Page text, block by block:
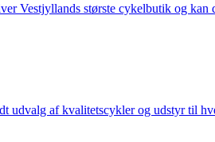
Vestjyllands største cykelbutik og
udvalg af kvalitetscykler og udstyr til